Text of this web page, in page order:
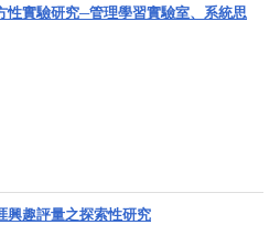
性實驗研究─管理學習實驗室、系統思
興趣評量之探索性研究